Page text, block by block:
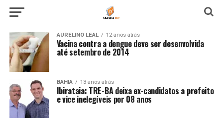
AURELINO LEAL 12 anos atrás
Vacina contra a dengue deve ser desenvolvida
até setembro de 2014
BAHIA 13 anos atrás
Ibirataia: TRE-BA deixa ex-candidatos a prefeito
e vice inelegíveis por 08 anos